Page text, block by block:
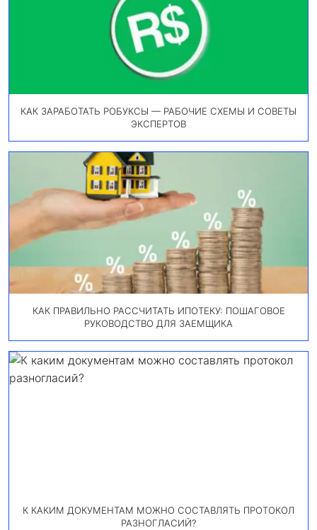
КАК ЗАРАБОТАТЬ РОБУКСЫ — РАБОЧИЕ СХЕМЫ И СОВЕТЫ
ЭКСПЕРТОВ
КАК ПРАВИЛЬНО РАССЧИТАТЬ ИПОТЕКУ: ПОШАГОВОЕ
РУКОВОДСТВО ДЛЯ ЗАЕМЩИКА
К КАКИМ ДОКУМЕНТАМ МОЖНО СОСТАВЛЯТЬ ПРОТОКОЛ
РАЗНОГЛАСИЙ?